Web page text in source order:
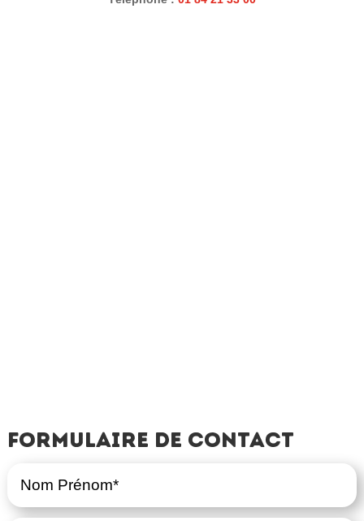
Formulaire de contact